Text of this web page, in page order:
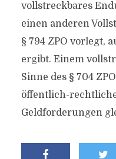
vollstreckbares
einen anderen
§ 794 ZPO vorlegt,
ergibt. Einem
Sinne des § 704
öffentlich-
Geldforderungen